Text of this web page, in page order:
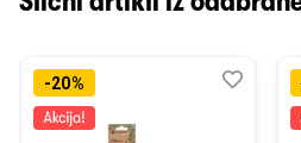
-20%
Dodaj